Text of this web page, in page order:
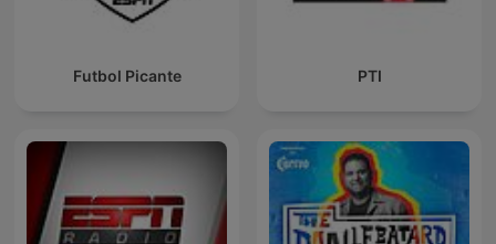
Futbol Picante PTI